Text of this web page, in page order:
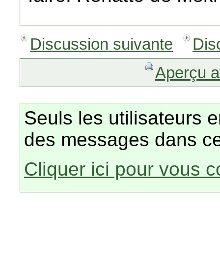
Discussion suivante
Aperçu
Seuls les utilisateurs
des messages dans
Cliquer ici pour vous